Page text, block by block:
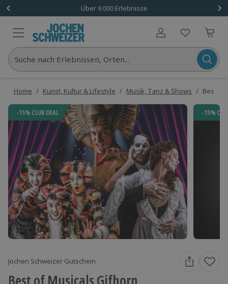
Über 9.000 Erlebnisse
Benutzerkonto
Suche nach Erlebnissen, Orten...
Home / Kunst, Kultur & Lifestyle / Musik, Tanz & Shows / Best of
-15% CLUB DEAL -15%
Jochen Schweizer Gutschein
Best of Musicals Gifhorn